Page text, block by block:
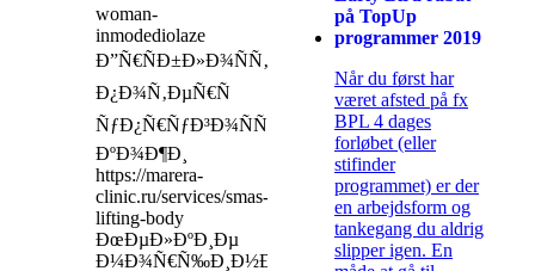
woman-
inmodediolaze
Ð”Ñ€ÑÐ±Ð»Ð¾ÑÑ‚ÑŒ,
Ð¿Ð¾Ñ‚ÐµÑ€Ñ
ÑƒÐ¿Ñ€ÑƒÐ³Ð¾ÑÑ‚Ð¸
ÐºÐ¾Ð¶Ð¸
https://marera-
clinic.ru/services/smas-
lifting-body
ÐœÐµÐ»ÐºÐ¸Ðµ
Ð¼Ð¾Ñ€Ñ‰Ð¸Ð½ÐºÐ¸
på TopUp
programmer 2019
Når du først har
været afsted på fx
BPL 4 dages
forløbet (eller
stifinder
programmet) er der
en arbejdsform og
tankegang du aldrig
slipper igen. En